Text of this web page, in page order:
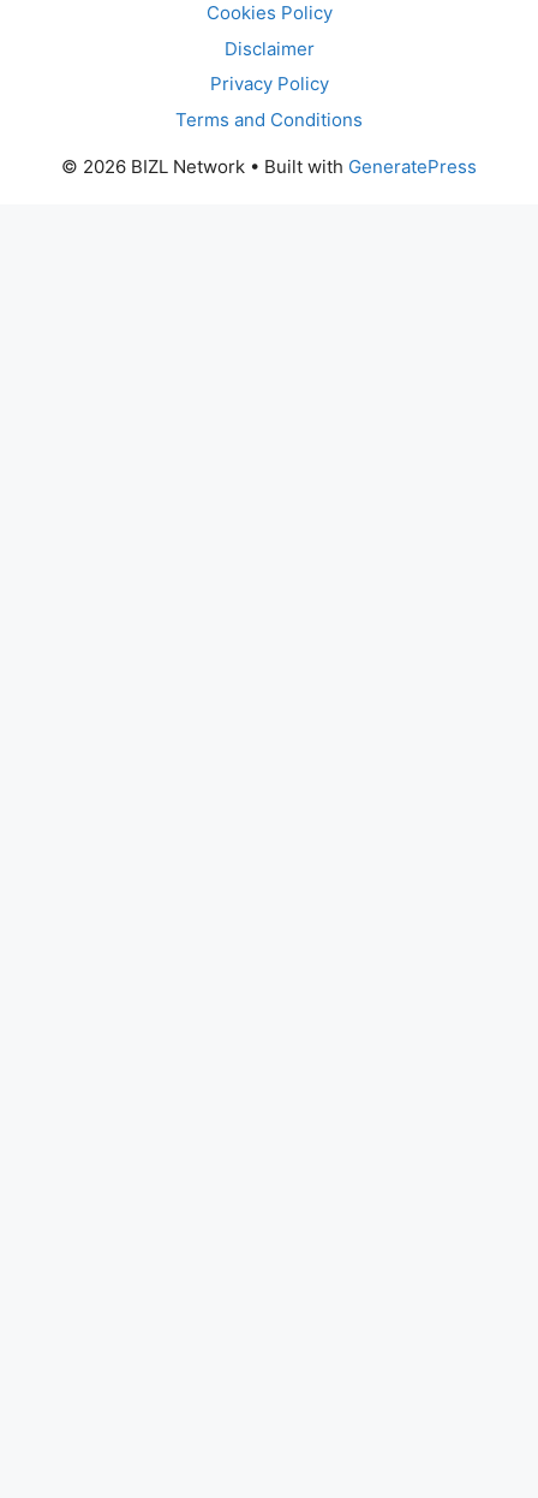
Cookies Policy
Disclaimer
Privacy Policy
Terms and Conditions
© 2026 BIZL Network • Built with GeneratePress